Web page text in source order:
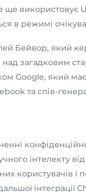
використовує
в режимі
Бейвор, який
загадковим
Google, який
та спів-
інтелекту
користувачів і
інтеграції